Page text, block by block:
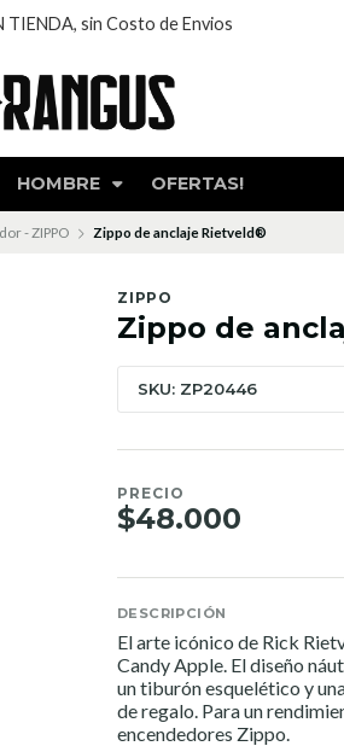
HOMBRE OFERTAS!
TIENDA, sin Costo de Envios
- ZIPPO Zippo de anclaje Rietveld®
ZIPPO
Zippo de
SKU: ZP20446
PRECIO
$48.000
DESCRIPCIÓN
El arte icónico de Rick
Candy Apple. El diseño
un tiburón esquelético y
de regalo. Para un
encendedores Zippo.